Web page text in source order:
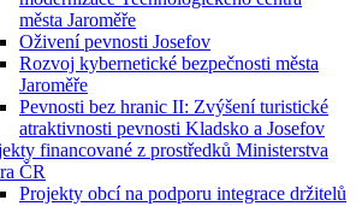
města Jaroměře
Oživení pevnosti Josefov
Rozvoj kybernetické bezpečnosti města
Jaroměře
Pevnosti bez hranic II: Zvýšení turistické
atraktivnosti pevnosti Kladsko a Josefov
financované z prostředků Ministerstva
ČR
Projekty obcí na podporu integrace držitelů